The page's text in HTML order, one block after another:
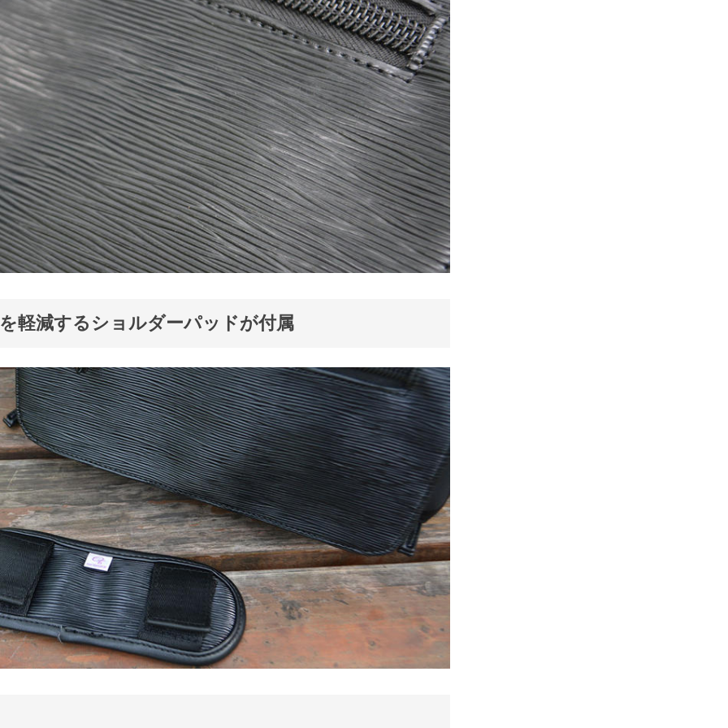
軽減するショルダーパッドが付属